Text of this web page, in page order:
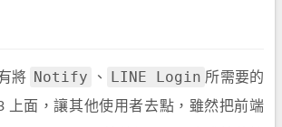
將 Notify 、 LINE Login 所需要的
上面，讓其他使用者去點，雖然把前端